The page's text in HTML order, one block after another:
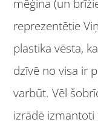
mēģina (un
reprezentētie
plastika vēsta,
dzīvē no visa ir
varbūt. Vēl
izrādē